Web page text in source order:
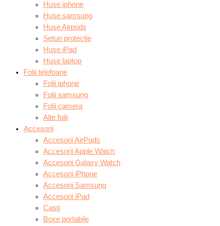
Huse iphone
Huse samsung
Huse Airpods
Seturi protectie
Huse iPad
Huse laptop
Folii telefoane
Folii iphone
Folii samsung
Folii camera
Alte folii
Accesorii
Accesorii AirPods
Accesorii Apple Watch
Accesorii Galaxy Watch
Accesorii iPhone
Accesorii Samsung
Accesorii iPad
Casti
Boxe portabile